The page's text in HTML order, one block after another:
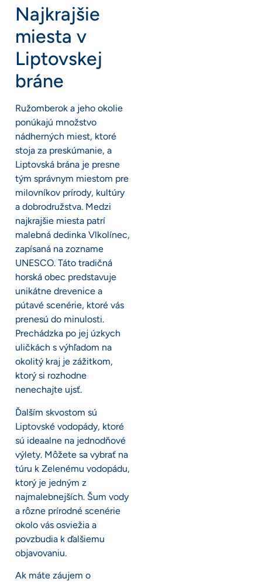
Najkrajšie
miesta v
Liptovskej
bráne
Ružomberok a jeho okolie
ponúkajú množstvo
nádherných miest, ktoré
stoja za preskúmanie, a
Liptovská brána je presne
tým správnym miestom pre
milovníkov prírody, kultúry
a dobrodružstva. Medzi
najkrajšie miesta patrí
malebná dedinka Vlkolínec,
zapísaná na zozname
UNESCO. Táto tradičná
horská obec predstavuje
unikátne drevenice a
pútavé scenérie, ktoré vás
prenesú do minulosti.
Prechádzka po jej úzkych
uličkách s výhľadom na
okolitý kraj je zážitkom,
ktorý si rozhodne
nenechajte ujsť.
Ďalším skvostom sú
Liptovské vodopády, ktoré
sú ideaalne na jednodňové
výlety. Môžete sa vybrať na
túru k Zelenému vodopádu,
ktorý je jedným z
najmalebnejších. Šum vody
a rôzne prírodné scenérie
okolo vás osviežia a
povzbudia k ďalšiemu
objavovaniu.
Ak máte záujem o